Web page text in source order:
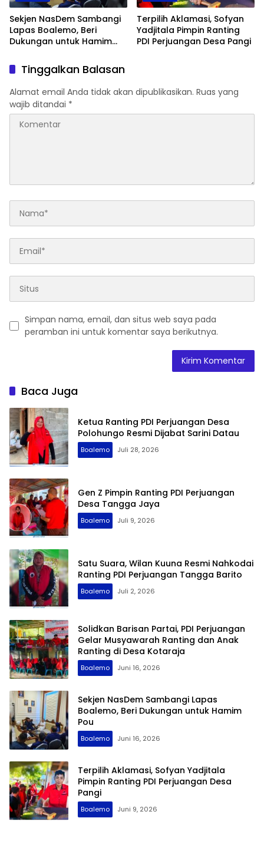
Sekjen NasDem Sambangi
Lapas Boalemo, Beri
Dukungan untuk Hamim
Terpilih Aklamasi, Sofyan
Yadjitala Pimpin Ranting
PDI Perjuangan Desa Pangi
Tinggalkan Balasan
Alamat email Anda tidak akan dipublikasikan. Ruas yang
wajib ditandai *
Simpan nama, email, dan situs web saya pada
peramban ini untuk komentar saya berikutnya.
Baca Juga
Ketua Ranting PDI Perjuangan Desa
Polohungo Resmi Dijabat Sarini Datau
Boalemo Juli 28, 2026
Gen Z Pimpin Ranting PDI Perjuangan
Desa Tangga Jaya
Boalemo Juli 9, 2026
Satu Suara, Wilan Kuuna Resmi Nahkodai
Ranting PDI Perjuangan Tangga Barito
Boalemo Juli 2, 2026
Solidkan Barisan Partai, PDI Perjuangan
Gelar Musyawarah Ranting dan Anak
Ranting di Desa Kotaraja
Boalemo Juni 16, 2026
Sekjen NasDem Sambangi Lapas
Boalemo, Beri Dukungan untuk Hamim
Pou
Boalemo Juni 16, 2026
Terpilih Aklamasi, Sofyan Yadjitala
Pimpin Ranting PDI Perjuangan Desa
Pangi
Boalemo Juni 9, 2026